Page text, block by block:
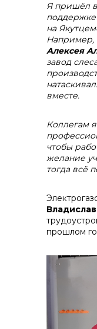
Я пришёл
поддержке
на
Например,
Алексея
завод
вместе.
Коллегам
чтобы
желание
тогда всё
прошлом